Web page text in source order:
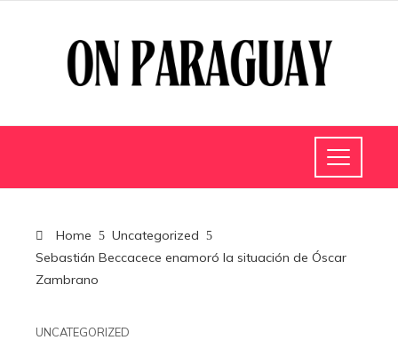
Home
Uncategorized
Sebastián Beccacece enamoró la situación de Óscar
Zambrano
UNCATEGORIZED